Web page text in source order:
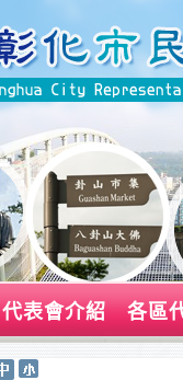
代表會介紹 各區